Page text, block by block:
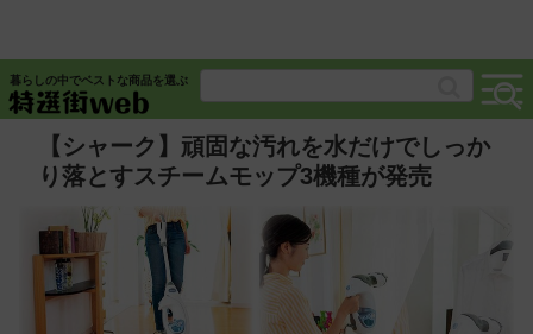
暮らしの中でベストな商品を選ぶ
【シャーク】頑固な汚れを水だけでしっか
り落とすスチームモップ3機種が発売